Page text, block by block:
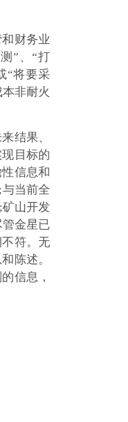
财务业
”、“打
“将要采
非耐火
结果、
目标的
信息和
当前全
山开发
金星已
符。无
陈述。
信息，